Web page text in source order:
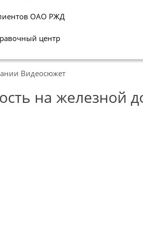
ОАО РЖД
центр
Видеосюжет
на железной